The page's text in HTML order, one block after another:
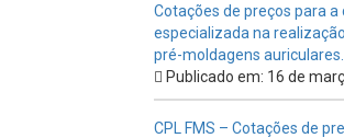
Cotações de preços para
especializada na
pré-moldagens auriculares.
Publicado em: 16 de
CPL FMS – Cotações de